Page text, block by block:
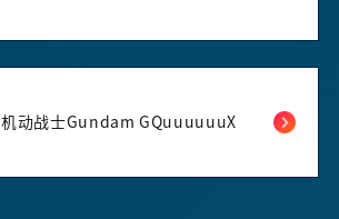
机动战士Gundam GQuuuuuuX